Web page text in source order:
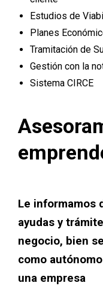
Estudios de
Planes
Tramitación de
Gestión con la
Sistema CIRCE
Le informamos
ayudas y
negocio, bien
como
una empresa